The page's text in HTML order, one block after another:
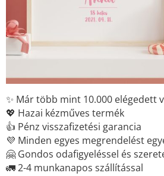
✨ Már több mint 10.000 elégedett
💖 Hazai kézműves termék
👍 Pénz visszafizetési garancia
💜 Minden egyes megrendelést
🤗 Gondos odafigyeléssel és
🚛 2-4 munkanapos szállítással